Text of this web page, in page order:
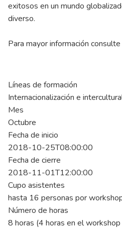
exitosos en un mundo
diverso.
Para mayor información
Líneas de formación
Internacionalización e
Mes
Octubre
Fecha de inicio
2018-10-25T08:00:00
Fecha de cierre
2018-11-01T12:00:00
Cupo asistentes
hasta 16 personas por
Número de horas
8 horas (4 horas en el